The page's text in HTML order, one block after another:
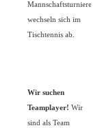
Mannschaftsturniere
wechseln sich im
Tischtennis ab.
Wir suchen
Teamplayer! Wir
sind als Team